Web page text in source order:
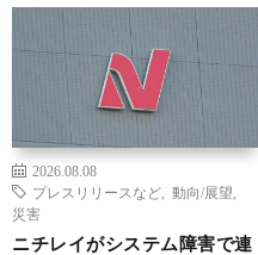
2026.08.08
プレスリリースなど
動向/展望
災害
ニチレイがシステム障害で連